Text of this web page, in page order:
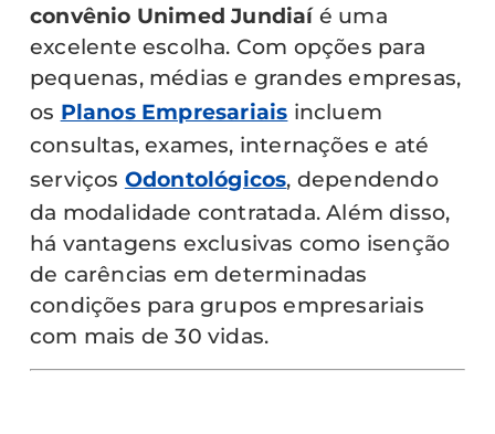
convênio Unimed Jundiaíé uma
excelente escolha. Com opções para
pequenas, médias e grandes empresas,
os Planos Empresariais incluem
consultas, exames, internações e até
serviços Odontológicos, dependendo
da modalidade contratada. Além disso,
há vantagens exclusivas como isenção
de carências em determinadas
condições para grupos empresariais
com mais de 30 vidas.